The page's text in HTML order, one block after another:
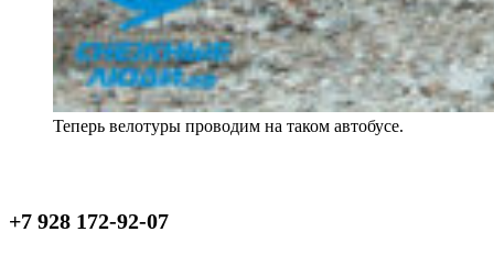
Теперь велотуры проводим на таком автобусе.
+7 928 172-92-07